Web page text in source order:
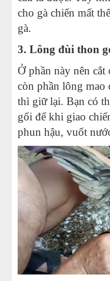
cho gà chiến mất
gà.
3. Lông đùi thon
Ở phần này nên
còn phần lông mao
thì giữ lại. Bạn có
gối để khi giao
phun hậu, vuốt